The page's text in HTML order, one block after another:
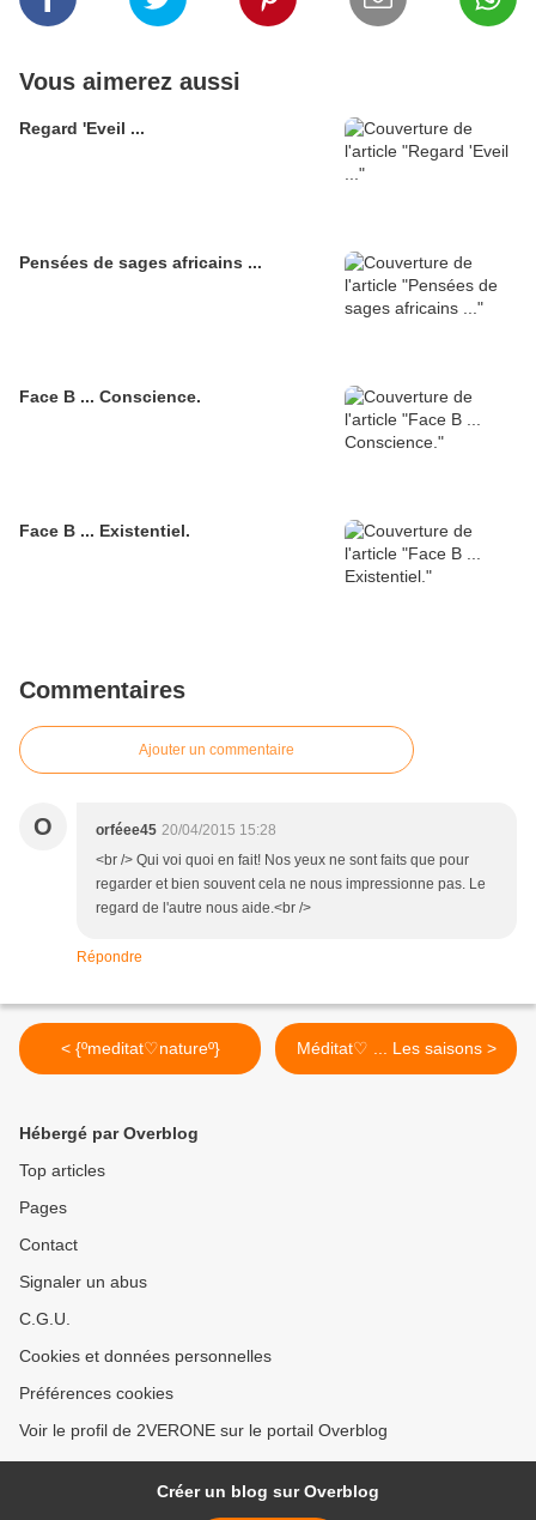
Vous aimerez aussi
Regard 'Eveil ...
Pensées de sages africains ...
Face B ... Conscience.
Face B ... Existentiel.
Commentaires
Ajouter un commentaire
O orféee45 20/04/2015 15:28
<br /> Qui voi quoi en fait! Nos yeux ne sont faits que pour
regarder et bien souvent cela ne nous impressionne pas. Le
regard de l'autre nous aide.<br />
Répondre
< {ºmeditat♡natureº} Méditat♡ ... Les saisons >
Hébergé par Overblog
Top articles
Pages
Contact
Signaler un abus
C.G.U.
Cookies et données personnelles
Préférences cookies
Voir le profil de 2VERONE sur le portail Overblog
Créer un blog sur Overblog